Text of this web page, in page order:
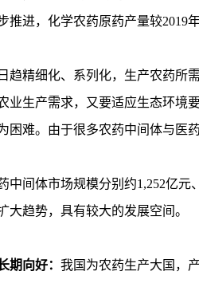
推进，化学农药原药产量较2019
趋精细化、系列化，生产农药所
业生产需求，又要适应生态环境
困难。由于很多农药中间体与医
中间体市场规模分别约1,252亿元
趋势，具有较大的发展空间。
向好： 我国为农药生产大国，